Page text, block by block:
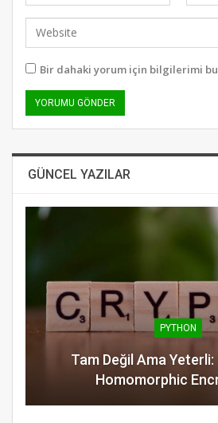
Bir dahaki yorum için bilgilerimi
GÜNCEL YAZILAR
PYTHON
Tam Değil Ama
Homomorphic